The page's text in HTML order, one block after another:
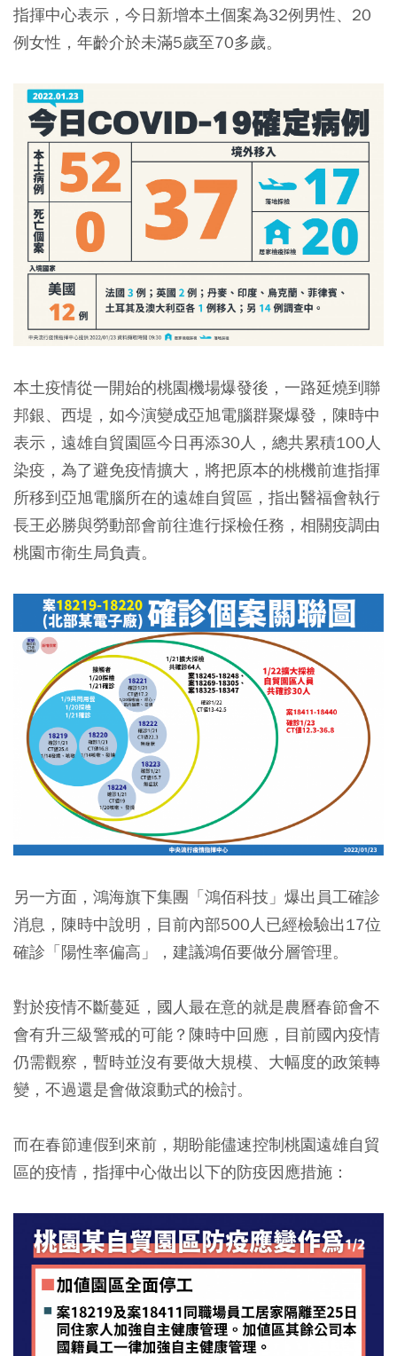
指揮中心表示，今日新增本土個案為32例男性、20
例女性，年齡介於未滿5歲至70多歲。
本土疫情從一開始的桃園機場爆發後，一路延燒到聯
邦銀、西堤，如今演變成亞旭電腦群聚爆發，陳時中
表示，遠雄自貿園區今日再添30人，總共累積100人
染疫，為了避免疫情擴大，將把原本的桃機前進指揮
所移到亞旭電腦所在的遠雄自貿區，指出醫福會執行
長王必勝與勞動部會前往進行採檢任務，相關疫調由
桃園市衛生局負責。
另一方面，鴻海旗下集團「鴻佰科技」爆出員工確診
消息，陳時中說明，目前內部500人已經檢驗出17位
確診「陽性率偏高」，建議鴻佰要做分層管理。
對於疫情不斷蔓延，國人最在意的就是農曆春節會不
會有升三級警戒的可能？陳時中回應，目前國內疫情
仍需觀察，暫時並沒有要做大規模、大幅度的政策轉
變，不過還是會做滾動式的檢討。
而在春節連假到來前，期盼能儘速控制桃園遠雄自貿
區的疫情，指揮中心做出以下的防疫因應措施：